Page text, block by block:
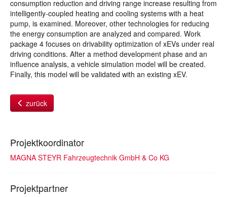
consumption reduction and driving range increase resulting from
intelligently-coupled heating and cooling systems with a heat
pump, is examined. Moreover, other technologies for reducing
the energy consumption are analyzed and compared. Work
package 4 focuses on drivability optimization of xEVs under real
driving conditions. After a method development phase and an
influence analysis, a vehicle simulation model will be created.
Finally, this model will be validated with an existing xEV.
zurück
Projektkoordinator
MAGNA STEYR Fahrzeugtechnik GmbH & Co KG
Projektpartner